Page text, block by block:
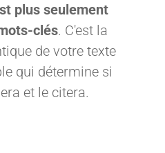
plus seulement
clés. C'est la
de votre texte
qui détermine si
et le citera.